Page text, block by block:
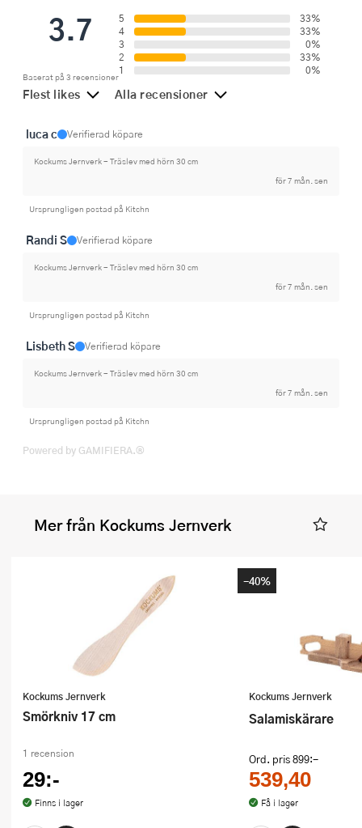
3.7
Baserat på 3 recensioner
5
33%
4
33%
3
0%
2
33%
1
0%
Flest likes Alla recensioner
luca c Verifierad köpare
Kockums Jernverk - Träslev med hörn 30 cm
för 7 mån. sen
Ursprungligen postad på Kitchn
Randi S Verifierad köpare
Kockums Jernverk - Träslev med hörn 30 cm
för 7 mån. sen
Ursprungligen postad på Kitchn
Lisbeth S Verifierad köpare
Kockums Jernverk - Träslev med hörn 30 cm
för 7 mån. sen
Ursprungligen postad på Kitchn
Powered by GAMIFIERA.®
Mer från Kockums Jernverk
Kockums Jernverk
Smörkniv 17 cm
1 recension
29:-
Finns i lager
Kockums Jernverk
Salamiskärare
Ord. pris899:-
539,40
Få i lager
-40%